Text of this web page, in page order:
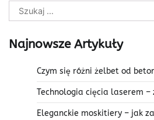
Szukaj:
Najnowsze Artykuły
Czym się różni żelbet od
Technologia cięcia laserem
Eleganckie moskitiery – jak